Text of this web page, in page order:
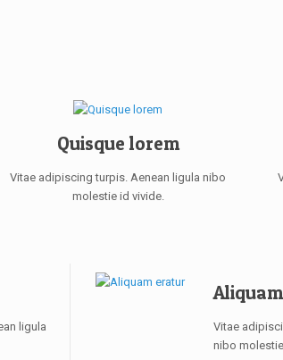
Quisque lorem
Vitae adipiscing turpis. Aenean ligula nibo
molestie id vivide.
ligula
Vitae
nibo